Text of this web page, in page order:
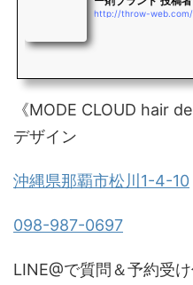
http://throw-
《MODE CLOUD hair
デザイン
沖縄県那覇市松川1-4-10
098-987-0697
LINE@で質問＆予約受